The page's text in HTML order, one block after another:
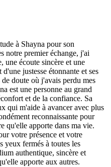
à Shayna pour son
notre premier échange, j'ai
une écoute sincère et une
justesse étonnante et ses
doute où j'avais perdu mes
est une personne au grand
et de la confiance. Sa
qui m'aide à avancer avec plus
reconnaissante pour
qu'elle apporte dans ma vie.
votre présence et votre
yeux fermés à toutes les
authentique, sincère et
apporte aux autres.